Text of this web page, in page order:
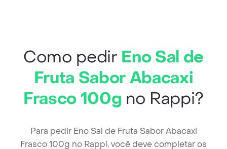
Como pedir Eno Sal de
Fruta Sabor Abacaxi
Frasco 100g no Rappi?
Para pedir Eno Sal de Fruta Sabor Abacaxi
Frasco 100g no Rappi, você deve completar os